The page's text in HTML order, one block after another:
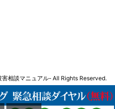
相談マニュアル- All Rights Reserved.
is provided by "Thought is free".